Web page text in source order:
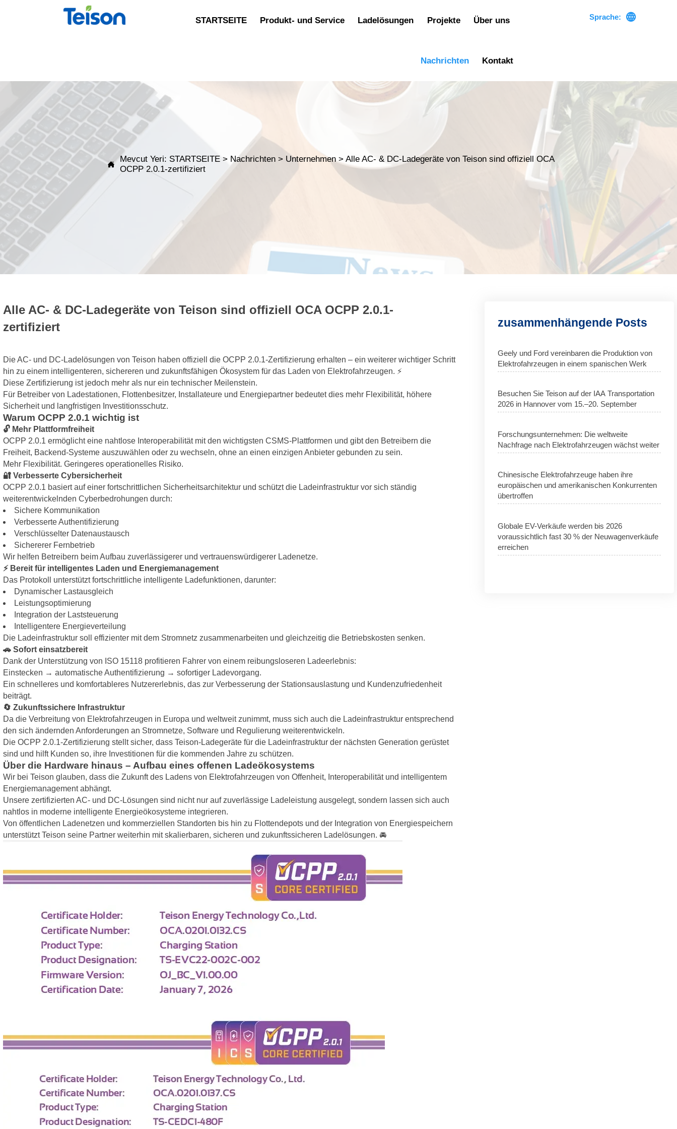
STARTSEITE Produkt- und Service Ladelösungen Projekte Über uns
Nachrichten Kontakt
Sprache: 

Mevcut Yeri: STARTSEITE > Nachrichten > Unternehmen >Alle AC- & DC-Ladegeräte von Teison sind offiziell OCA
OCPP 2.0.1-zertifiziert
Alle AC- & DC-Ladegeräte von Teison sind offiziell OCA OCPP 2.0.1-
zertifiziert
Die AC- und DC-Ladelösungen von Teison haben offiziell die OCPP 2.0.1-Zertifizierung erhalten – ein weiterer wichtiger Schritt
hin zu einem intelligenteren, sichereren und zukunftsfähigen Ökosystem für das Laden von Elektrofahrzeugen. ⚡
Diese Zertifizierung ist jedoch mehr als nur ein technischer Meilenstein.
Für Betreiber von Ladestationen, Flottenbesitzer, Installateure und Energiepartner bedeutet dies mehr Flexibilität, höhere
Sicherheit und langfristigen Investitionsschutz.
Warum OCPP 2.0.1 wichtig ist
🔓 Mehr Plattformfreiheit
OCPP 2.0.1 ermöglicht eine nahtlose Interoperabilität mit den wichtigsten CSMS-Plattformen und gibt den Betreibern die
Freiheit, Backend-Systeme auszuwählen oder zu wechseln, ohne an einen einzigen Anbieter gebunden zu sein.
Mehr Flexibilität. Geringeres operationelles Risiko.
🔐 Verbesserte Cybersicherheit
OCPP 2.0.1 basiert auf einer fortschrittlichen Sicherheitsarchitektur und schützt die Ladeinfrastruktur vor sich ständig
weiterentwickelnden Cyberbedrohungen durch:
Sichere Kommunikation
Verbesserte Authentifizierung
Verschlüsselter Datenaustausch
Sichererer Fernbetrieb
Wir helfen Betreibern beim Aufbau zuverlässigerer und vertrauenswürdigerer Ladenetze.
⚡ Bereit für intelligentes Laden und Energiemanagement
Das Protokoll unterstützt fortschrittliche intelligente Ladefunktionen, darunter:
Dynamischer Lastausgleich
Leistungsoptimierung
Integration der Laststeuerung
Intelligentere Energieverteilung
Die Ladeinfrastruktur soll effizienter mit dem Stromnetz zusammenarbeiten und gleichzeitig die Betriebskosten senken.
🚗 Sofort einsatzbereit
Dank der Unterstützung von ISO 15118 profitieren Fahrer von einem reibungsloseren Ladeerlebnis:
Einstecken → automatische Authentifizierung → sofortiger Ladevorgang.
Ein schnelleres und komfortableres Nutzererlebnis, das zur Verbesserung der Stationsauslastung und Kundenzufriedenheit
beiträgt.
🔄 Zukunftssichere Infrastruktur
Da die Verbreitung von Elektrofahrzeugen in Europa und weltweit zunimmt, muss sich auch die Ladeinfrastruktur entsprechend
den sich ändernden Anforderungen an Stromnetze, Software und Regulierung weiterentwickeln.
Die OCPP 2.0.1-Zertifizierung stellt sicher, dass Teison-Ladegeräte für die Ladeinfrastruktur der nächsten Generation gerüstet
sind und hilft Kunden so, ihre Investitionen für die kommenden Jahre zu schützen.
Über die Hardware hinaus – Aufbau eines offenen Ladeökosystems
Wir bei Teison glauben, dass die Zukunft des Ladens von Elektrofahrzeugen von Offenheit, Interoperabilität und intelligentem
Energiemanagement abhängt.
Unsere zertifizierten AC- und DC-Lösungen sind nicht nur auf zuverlässige Ladeleistung ausgelegt, sondern lassen sich auch
nahtlos in moderne intelligente Energieökosysteme integrieren.
Von öffentlichen Ladenetzen und kommerziellen Standorten bis hin zu Flottendepots und der Integration von Energiespeichern
unterstützt Teison seine Partner weiterhin mit skalierbaren, sicheren und zukunftssicheren Ladelösungen. 🚘
zusammenhängende Posts
Geely und Ford vereinbaren die Produktion von
Elektrofahrzeugen in einem spanischen Werk
Besuchen Sie Teison auf der IAA Transportation
2026 in Hannover vom 15.–20. September
Forschungsunternehmen: Die weltweite
Nachfrage nach Elektrofahrzeugen wächst weiter
Chinesische Elektrofahrzeuge haben ihre
europäischen und amerikanischen Konkurrenten
übertroffen
Globale EV-Verkäufe werden bis 2026
voraussichtlich fast 30 % der Neuwagenverkäufe
erreichen